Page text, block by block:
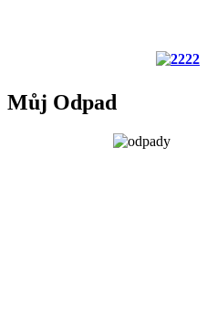
Můj Odpad